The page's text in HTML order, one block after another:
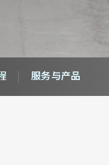
服务与产品